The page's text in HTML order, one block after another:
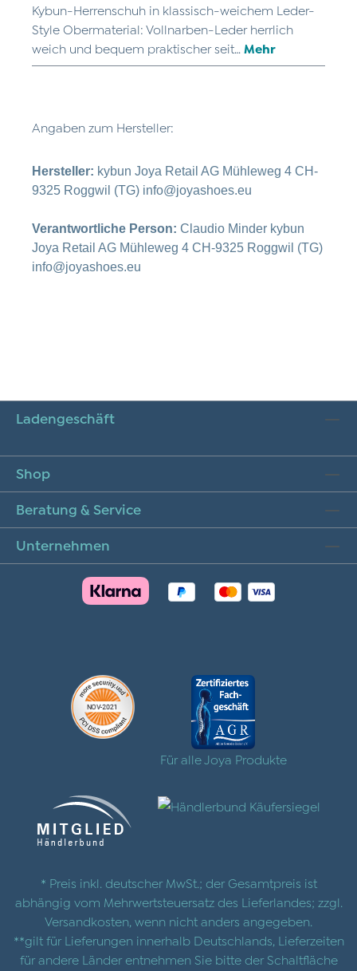
Kybun-Herrenschuh in klassisch-weichem Leder-
Style Obermaterial: Vollnarben-Leder herrlich
weich und bequem praktischer seit… Mehr
Angaben zum Hersteller:
Hersteller: kybun Joya Retail AG Mühleweg 4 CH-
9325 Roggwil (TG) info@joyashoes.eu
Verantwortliche Person: Claudio Minder kybun
Joya Retail AG Mühleweg 4 CH-9325 Roggwil (TG)
info@joyashoes.eu
Ladengeschäft
Shop
Beratung & Service
Unternehmen
Für alle Joya Produkte
* Preis inkl. deutscher MwSt.; der Gesamtpreis ist
abhängig vom Mehrwertsteuersatz des Lieferlandes; zzgl.
Versandkosten , wenn nicht anders angegeben.
**gilt für Lieferungen innerhalb Deutschlands, Lieferzeiten
für andere Länder entnehmen Sie bitte der Schaltfläche